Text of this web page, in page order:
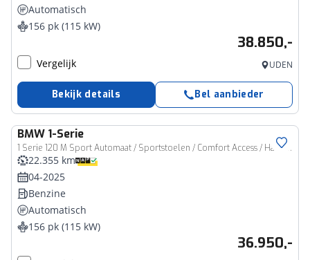
Automatisch
156 pk (115 kW)
38.850,-
Vergelijk UDEN
Bekijk details Bel aanbieder
BMW 1-Serie
1 Serie 120 M Sport Automaat / Sportstoelen / Comfort Access / Harman-Kardon / Adaptieve LED / Getint glas
22.355 km
04-2025
Benzine
Automatisch
156 pk (115 kW)
36.950,-